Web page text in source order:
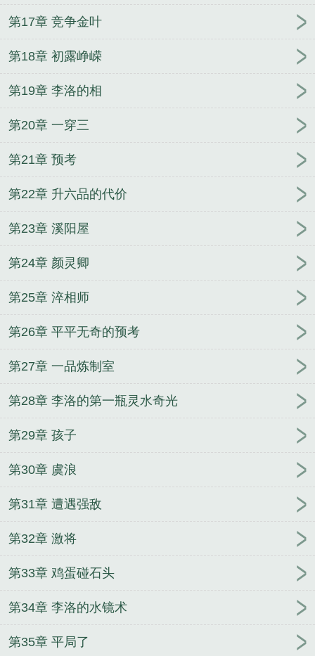
第17章 竞争金叶
第18章 初露峥嵘
第19章 李洛的相
第20章 一穿三
第21章 预考
第22章 升六品的代价
第23章 溪阳屋
第24章 颜灵卿
第25章 淬相师
第26章 平平无奇的预考
第27章 一品炼制室
第28章 李洛的第一瓶灵水奇光
第29章 孩子
第30章 虞浪
第31章 遭遇强敌
第32章 激将
第33章 鸡蛋碰石头
第34章 李洛的水镜术
第35章 平局了